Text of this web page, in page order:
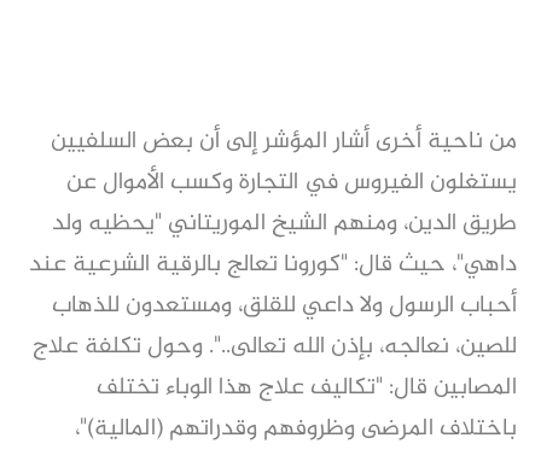
من ناحية أخرى أشار المؤشر إلى أن بعض السلفيين
يستغلون الفيروس في التجارة وكسب الأموال عن
طريق الدين، ومنهم الشيخ الموريتاني "يحظيه ولد
داهي"، حيث قال: "كورونا تعالج بالرقية الشرعية عند
أحباب الرسول ولا داعي للقلق، ومستعدون للذهاب
للصين، نعالجه، بإذن الله تعالى..". وحول تكلفة علاج
المصابين قال: "تكاليف علاج هذا الوباء تختلف
باختلاف المرضى وظروفهم وقدراتهم (المالية)"،